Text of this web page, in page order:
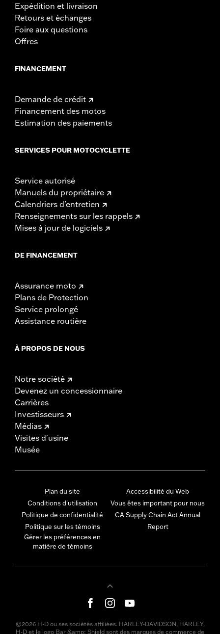
Expédition et livraison
Retours et échanges
Foire aux questions
Offres
FINANCEMENT
Demande de crédit
Financement des motos
Estimation des paiements
SERVICES POUR MOTOCYCLETTE
Service autorisé
Manuels du propriétaire
Calendriers d'entretien
Renseignements sur les rappels
Mises à jour de logiciels
DE FINANCEMENT
Assurance moto
Plans de Protection
Service prolongé
Assistance routière
À PROPOS DE NOUS
Notre société
Devenez un concessionnaire
Carrières
Investisseurs
Médias
Visites d'usine
Musée
Plan du site
Conditions d'utilisation
Politique de confidentialité
Politique sur les témoins
Gérer les préférences en
matière de témoins
Accessibilité du Web
Vous êtes important pour nous
CA Supply Chain Act Annual
Report
©2026 H-D ou ses sociétés affiliées. HARLEY-DAVIDSON, HARLEY,
H-D et le logo Bar &amp; Shield sont des marques de commerce de